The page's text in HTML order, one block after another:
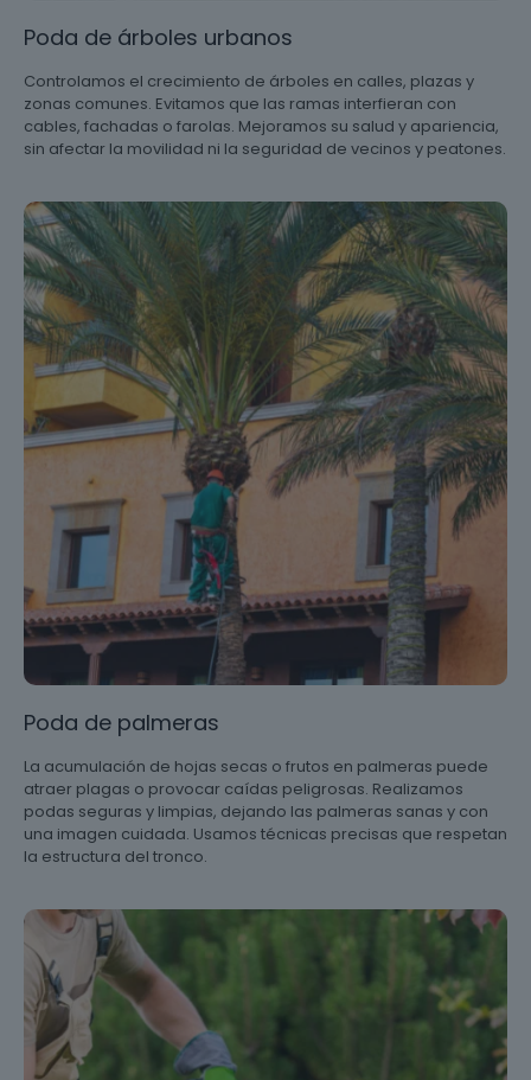
Poda de árboles urbanos
Controlamos el crecimiento de árboles en calles, plazas y
zonas comunes. Evitamos que las ramas interfieran con
cables, fachadas o farolas. Mejoramos su salud y apariencia,
sin afectar la movilidad ni la seguridad de vecinos y peatones.
Poda de palmeras
La acumulación de hojas secas o frutos en palmeras puede
atraer plagas o provocar caídas peligrosas. Realizamos
podas seguras y limpias, dejando las palmeras sanas y con
una imagen cuidada. Usamos técnicas precisas que respetan
la estructura del tronco.